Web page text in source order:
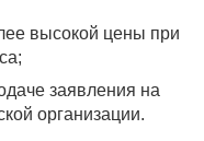
высокой цены при
заявления на
организации.